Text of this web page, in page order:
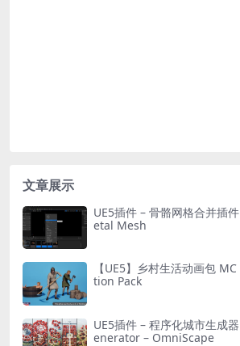
文章展示
UE5插件 – 骨骼网格合并插
etal Mesh
【UE5】乡村生活动画包
tion Pack
UE5插件 – 程序化城市生成
enerator – OmniScape